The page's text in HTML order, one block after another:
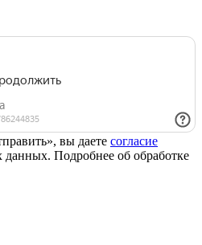
вы даете согласие
данных. Подробнее об обработке